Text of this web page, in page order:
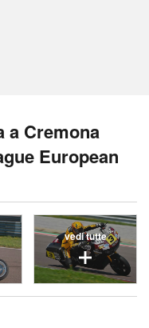
a Cremona
European
vedi tutte